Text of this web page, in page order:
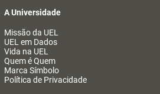
A Universidade
Missão da UEL
UEL em Dados
Vida na UEL
Quem é Quem
Marca Símbolo
Política de Privacidade